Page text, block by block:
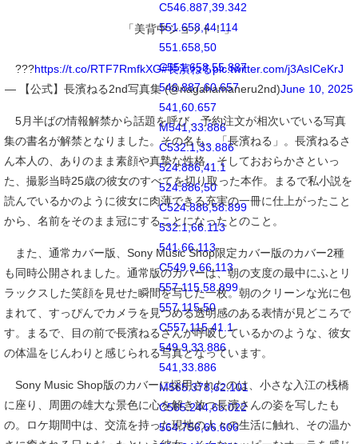
C546.887,39.342
551.658,44.114
551.658,50
C551.658,55.887
546.887,60.657
541,60.657
M541,33.886
C532.1,33.886
524.886,41.1
524.886,50
C524.886,58.899
532.1,66.113
541,66.113
C549.9,66.113
557.115,58.899
557.115,50
C557.115,41.1
549.9,33.886
541,33.886
M565.378,62.101
C565.244,65.022
564.756,66.606
「美背中ショット！」
???https://t.co/RTF7RmfkXG#長濱ねるpic.twitter.com/j3AsICeKrJ
— 【公式】長濱ねる2nd写真集 (@nagahamaneru2nd)June 10, 2025
5月半ばの情報解禁から話題を呼び、予約注文が相次いでいる写真
集の書名が解禁となりました。その名も、「長濱ねる」。長濱ねるさ
ん本人の、ありのまま素顔や真摯な性格、そしておおらかさといっ
た、撮影当時25歳の彼女のすべてを切り取った本作。まるで私小説を
読んでいるかのように彼女に肉薄できる充実の一冊に仕上がったこと
から、名前をそのまま冠にすることになったとのこと。
また、通常カバー版、Sony Music Shop限定カバー版のカバー2種
も同時公開されました。通常版のカバーは、朝の支度の最中にふとリ
ラックスした笑顔を見せた瞬間を写した一枚。朝のクリーンな光に包
まれて、すっぴんでカメラを見つめる透明感のある表情が見どころで
す。まるで、目の前で長濱ねるさんが呼吸しているかのような、彼女
の体温をじんわりと感じられる写真となっています。
Sony Music Shop版のカバーに採用されたのは、小さな入江の桟橋
に座り、周囲の雄大な景色に心を解き放つ長濱さんの姿を写したも
の。ロケ期間中は、交流を持った現地の人々の生活に触れ、その温か